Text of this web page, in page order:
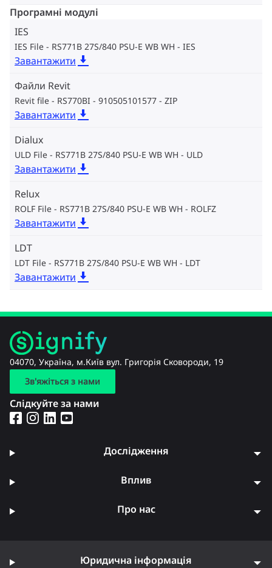
Програмні модулі
IES
IES File - RS771B 27S/840 PSU-E WB WH IES
Завантажити
Файли Revit
Revit file - RS770BI - 910505101577 ZIP
Завантажити
Dialux
ULD File - RS771B 27S/840 PSU-E WB WH ULD
Завантажити
Relux
ROLF File - RS771B 27S/840 PSU-E WB WH ROLFZ
Завантажити
LDT
LDT File - RS771B 27S/840 PSU-E WB WH LDT
Завантажити
04070, Україна, м.Київ вул. Григорія Сковороди, 19
Зв'яжіться з нами
Слідкуйте за нами
Дослідження
Вплив
Про нас
Юридична інформація